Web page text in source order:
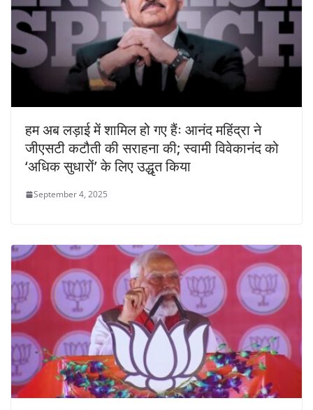
हम अब लड़ाई में शामिल हो गए हैंः आनंद महिंद्रा ने
जीएसटी कटौती की सराहना की; स्वामी विवेकानंद को
‘अधिक सुधारों’ के लिए उद्धृत किया
September 4, 2025